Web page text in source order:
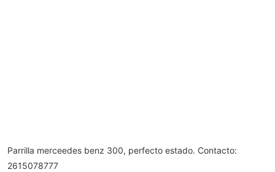
Parrilla merceedes benz 300, perfecto estado. Contacto:
2615078777